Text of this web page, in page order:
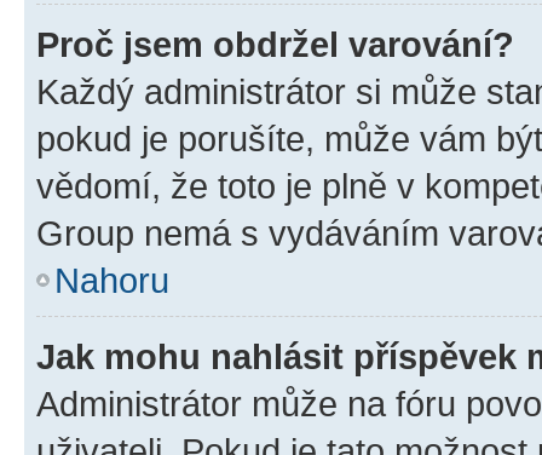
Proč jsem obdržel varování?
Každý administrátor si může
pokud je porušíte, může vám
vědomí, že toto je plně v
Group nemá s vydáváním
Nahoru
Jak mohu nahlásit příspěvek
Administrátor může na fóru